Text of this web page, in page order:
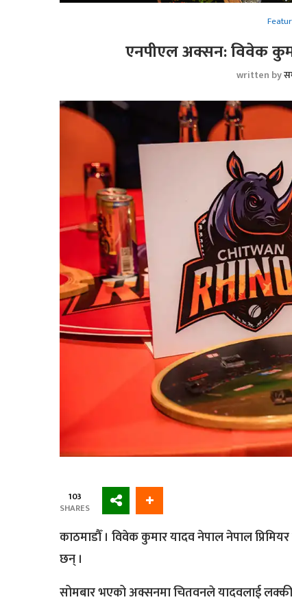
एनपीएल अक्सन: विवेक
written by
103
SHARES
काठमाडौँ । विवेक कुमार यादव नेपाल नेपाल
छन् ।
सोमबार भएको अक्सनमा चितवनले यादवलाई लक्की